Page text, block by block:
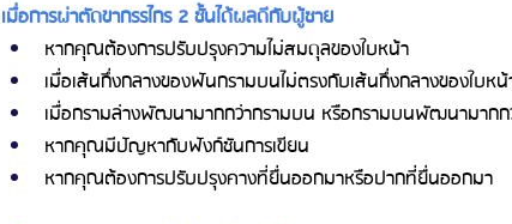
เมื่อการผ่าตัดขากรรไกร 2 ชั้นได้ผลดีกับผู้ชาย
หากคุณต้องการปรับปรุงความไม่สมดุลของใบหน้า
เมื่อเส้นกึ่งกลางของฟันกรามบนไม่ตรงกับเส้นกึ่งกลางของใบห
เมื่อกรามล่างพัฒนามากกว่ากรามบน หรือกรามบนพัฒนามากก
หากคุณมีปัญหากับฟังก์ชันการเขียน
หากคุณต้องการปรับปรุงคางที่ยื่นออกมาหรือปากที่ยื่นออกมา